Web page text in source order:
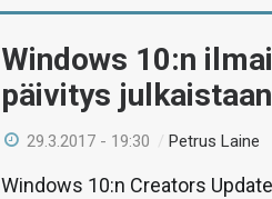
Windows 10:n
päivitys
29.3.2017 - 19:30 /Petrus Laine
Windows 10:n Creators